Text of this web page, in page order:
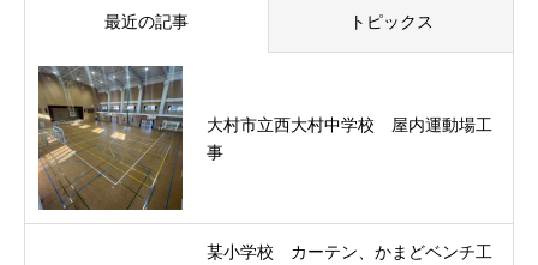
最近の記事 トピックス
大村市立西大村中学校 屋内運動場工
事
某小学校 カーテン、かまどベンチ工